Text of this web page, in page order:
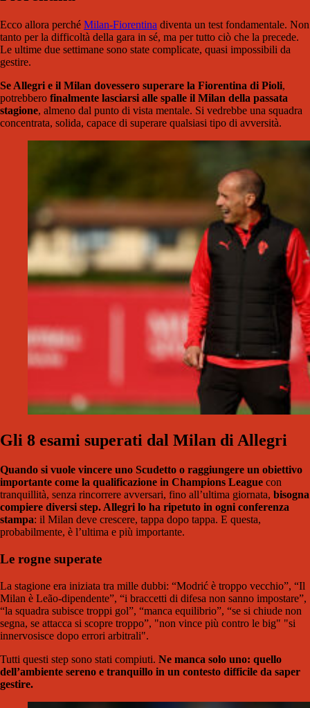
Ecco allora perché Milan-Fiorentina diventa un test fondamentale. Non
tanto per la difficoltà della gara in sé, ma per tutto ciò che la precede.
Le ultime due settimane sono state complicate, quasi impossibili da
gestire.
Se Allegri e il Milan dovessero superare la Fiorentina di Pioli,
potrebbero finalmente lasciarsi alle spalle il Milan della passata
stagione, almeno dal punto di vista mentale. Si vedrebbe una squadra
concentrata, solida, capace di superare qualsiasi tipo di avversità.
Gli 8 esami superati dal Milan di Allegri
Quando si vuole vincere uno Scudetto o raggiungere un obiettivo
importante come la qualificazione in Champions League con
tranquillità, senza rincorrere avversari, fino all’ultima giornata, bisogna
compiere diversi step. Allegri lo ha ripetuto in ogni conferenza
stampa: il Milan deve crescere, tappa dopo tappa. E questa,
probabilmente, è l’ultima e più importante.
Le rogne superate
La stagione era iniziata tra mille dubbi: “Modrić è troppo vecchio”, “Il
Milan è Leão-dipendente”, “i braccetti di difesa non sanno impostare”,
“la squadra subisce troppi gol”, “manca equilibrio”, “se si chiude non
segna, se attacca si scopre troppo”, "non vince più contro le big" "si
innervosisce dopo errori arbitrali".
Tutti questi step sono stati compiuti. Ne manca solo uno: quello
dell’ambiente sereno e tranquillo in un contesto difficile da saper
gestire.